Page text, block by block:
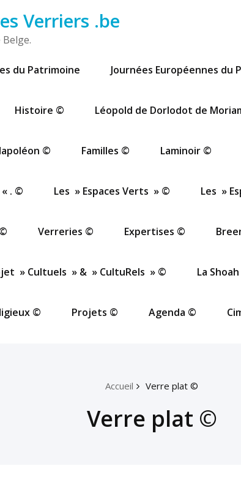
Verriers .be
du Patrimoine Journées Européennes du
Histoire © Léopold de Dorlodot de
© Familles © Laminoir ©
. © Les » Espaces Verts » © Les »
Verreries © Expertises ©
» Cultuels » & » CultuRels » © La
© Projets © Agenda ©
Accueil Verre plat ©
Verre plat ©